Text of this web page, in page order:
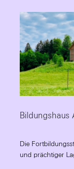
Bildungshaus
Die
und prächtiger